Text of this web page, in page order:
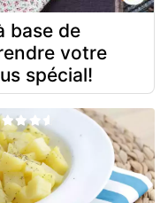
base de
votre
spécial!